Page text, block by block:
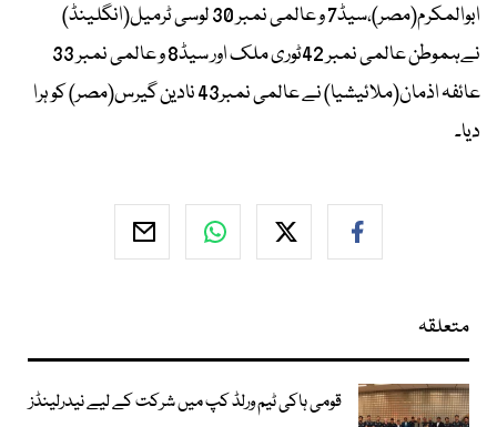
ابوالمکرم(مصر)،سیڈ7 و عالمی نمبر 30 لوسی ٹرمیل(انگلینڈ)
نےہموطن عالمی نمبر 42ٹوری ملک اور سیڈ8 و عالمی نمبر 33
عائفہ اذمان(ملائیشیا) نے عالمی نمبر43 نادین گیرس(مصر) کو ہرا
دیا۔
متعلقہ
قومی ہاکی ٹیم ورلڈ کپ میں شرکت کے لیے نیدرلینڈز